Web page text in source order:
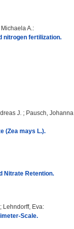
A.:
nitrogen fertilization.
J. ; Pausch, Johanna
(Zea mays L.).
Nitrate Retention.
; Lehndorff, Eva: